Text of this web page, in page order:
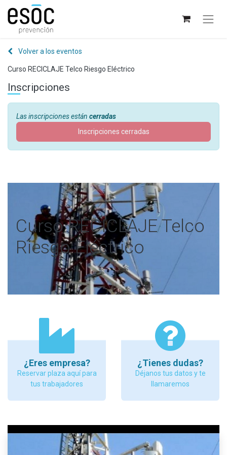
Volver a los eventos
Curso RECICLAJE Telco Riesgo Eléctrico
Inscripciones
Las inscripciones están cerradas
Inscripciones cerradas
Curso RECICLAJE Telco
Riesgo Eléctrico
¿Eres empresa?
Reservar plaza aquí para
tus trabajadores
¿Tienes dudas?
Déjanos tus datos y te
llamaremos